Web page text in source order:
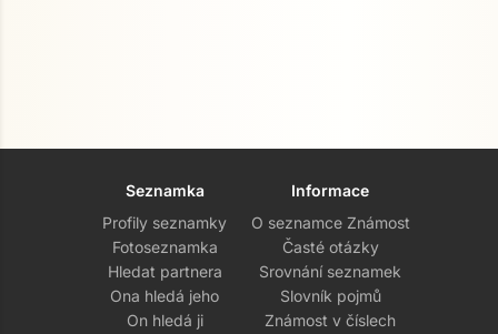
Seznamka
Profily seznamky
Fotoseznamka
Hledat partnera
Ona hledá jeho
On hledá ji
Informace
O seznamce Známost
Časté otázky
Srovnání seznamek
Slovník pojmů
Známost v číslech